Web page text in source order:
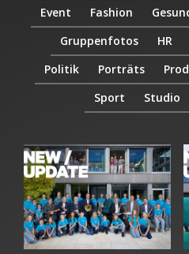
Event
Fashion
Gruppenfotos
HR
Politik
Porträts
Sport
Studio